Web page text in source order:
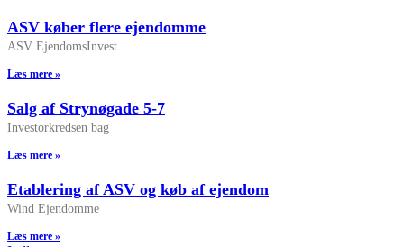
ASV køber flere ejendomme
ASV EjendomsInvest
Læs mere »
Salg af Strynøgade 5-7
Investorkredsen bag
Læs mere »
Etablering af ASV og køb af ejendom
Wind Ejendomme
Læs mere »